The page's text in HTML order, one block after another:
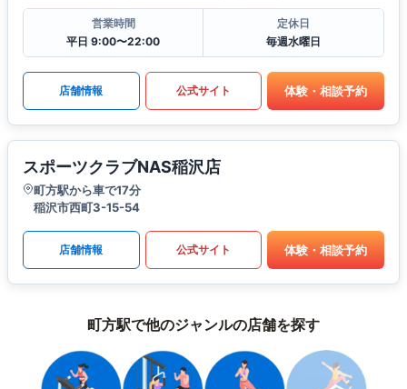
営業時間
平日 9:00〜22:00
定休日
毎週水曜日
店舗情報 公式サイト 体験・相談予約
スポーツクラブNAS稲沢店
町方駅から車で17分
稲沢市西町3-15-54
店舗情報 公式サイト 体験・相談予約
町方駅で他のジャンルの店舗を探す